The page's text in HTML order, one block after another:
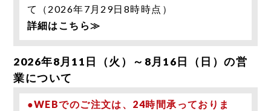
て（2026年7月29日8時時点）
詳細はこちら≫
2026年8月11日（火）～8月16日（日）の営
業について
●WEBでのご注文は、24時間承っておりま